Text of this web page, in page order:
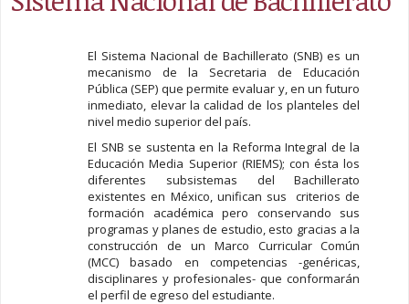
El Sistema Nacional de Bachillerato (SNB) es un
mecanismo de la Secretaria de Educación
Pública (SEP) que permite evaluar y, en un futuro
inmediato, elevar la calidad de los planteles del
nivel medio superior del país.
El SNB se sustenta en la Reforma Integral de la
Educación Media Superior (RIEMS); con ésta los
diferentes subsistemas del Bachillerato
existentes en México, unifican sus criterios de
formación académica pero conservando sus
programas y planes de estudio, esto gracias a la
construcción de un Marco Curricular Común
(MCC) basado en competencias -genéricas,
disciplinares y profesionales- que conformarán
el perfil de egreso del estudiante.